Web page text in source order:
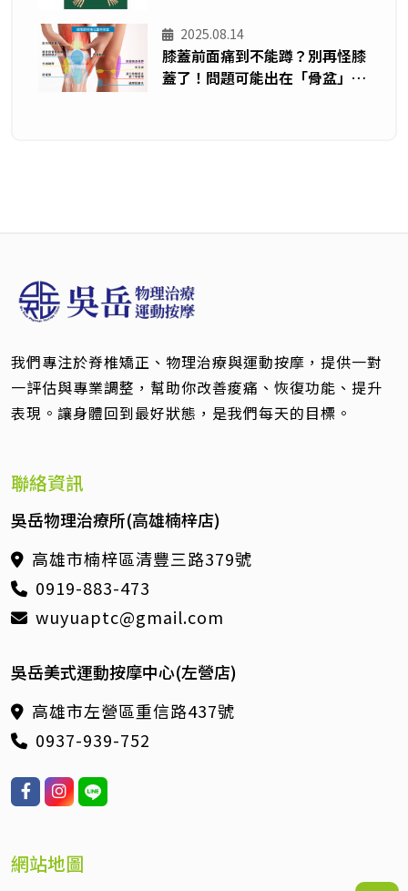
2025.08.14
膝蓋前面痛到不能蹲？別再怪膝
蓋了！問題可能出在「骨盆」—
我們專注於脊椎矯正、物理治療與運動按摩，提供一對
一評估與專業調整，幫助你改善痠痛、恢復功能、提升
表現。讓身體回到最好狀態，是我們每天的目標。
聯絡資訊
吳岳物理治療所(高雄楠梓店)
高雄市楠梓區清豐三路379號
0919-883-473
wuyuaptc@gmail.com
吳岳美式運動按摩中心(左營店)
高雄市左營區重信路437號
0937-939-752
網站地圖